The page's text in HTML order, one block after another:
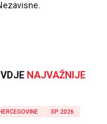
NAJVAŽNIJE
SP 2026